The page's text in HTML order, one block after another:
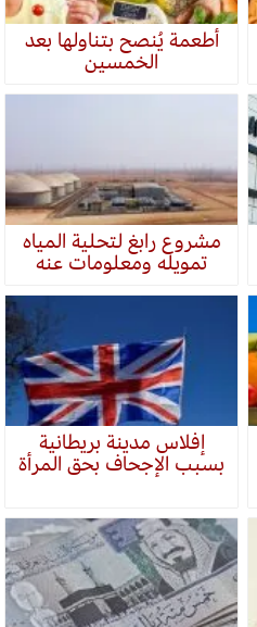
أطعمة يُنصح بتناولها بعد
الخمسين
مشروع رابغ لتحلية المياه
تمويله ومعلومات عنه
إفلاس مدينة بريطانية
بسبب الإجحاف بحق المرأة